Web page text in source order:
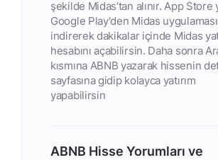
şekilde Midas’tan alınır. App Store
Google Play'den Midas
indirerek dakikalar içinde Midas
hesabını açabilirsin. Daha sonra
kısmına ABNB yazarak hissenin
sayfasına gidip kolayca yatırım
yapabilirsin
ABNB Hisse Yorumları ve